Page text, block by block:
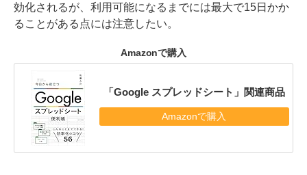
効化されるが、利用可能になるまでには最大で15日かか
ることがある点には注意したい。
Amazonで購入
「Google スプレッドシート」関連商品
Amazonで購入